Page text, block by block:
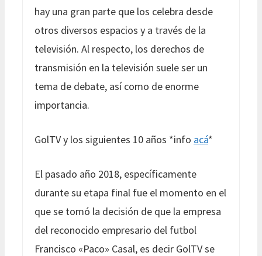
hay una gran parte que los celebra desde
otros diversos espacios y a través de la
televisión. Al respecto, los derechos de
transmisión en la televisión suele ser un
tema de debate, así como de enorme
importancia.
GolTV y los siguientes 10 años *info acá*
El pasado año 2018, específicamente
durante su etapa final fue el momento en el
que se tomó la decisión de que la empresa
del reconocido empresario del futbol
Francisco «Paco» Casal, es decir GolTV se